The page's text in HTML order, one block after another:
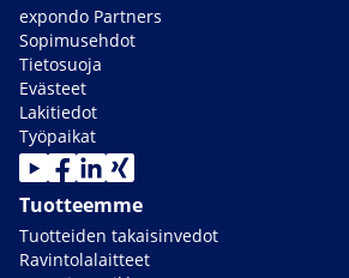
expondo Partners
Sopimusehdot
Tietosuoja
Evästeet
Lakitiedot
Työpaikat
Tuotteemme
Tuotteiden takaisinvedot
Ravintolalaitteet